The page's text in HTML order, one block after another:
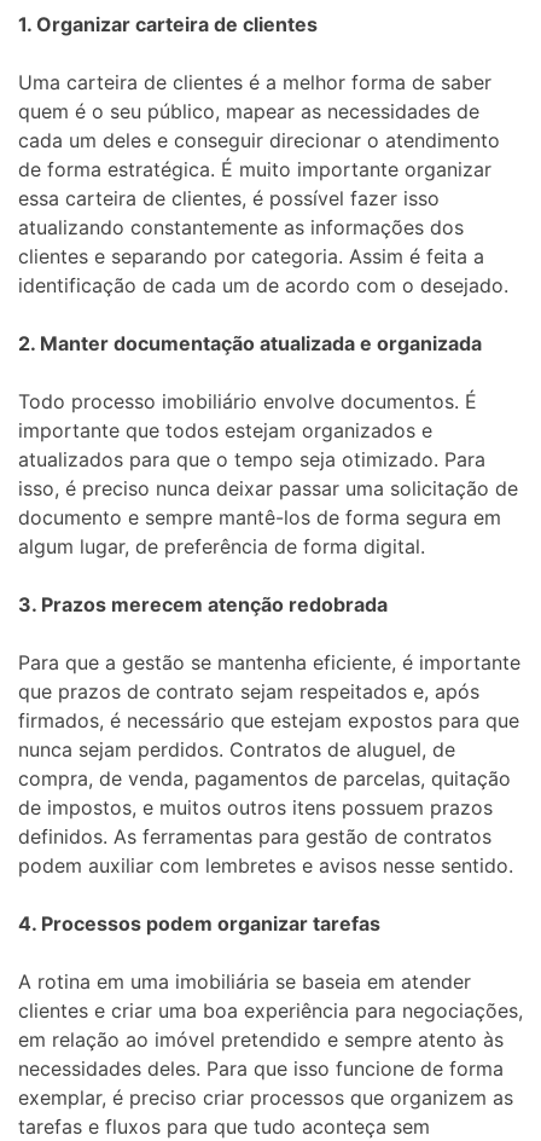
1. Organizar carteira de clientes
Uma carteira de clientes é a melhor forma de saber
quem é o seu público, mapear as necessidades de
cada um deles e conseguir direcionar o atendimento
de forma estratégica. É muito importante organizar
essa carteira de clientes, é possível fazer isso
atualizando constantemente as informações dos
clientes e separando por categoria. Assim é feita a
identificação de cada um de acordo com o desejado.
2. Manter documentação atualizada e organizada
Todo processo imobiliário envolve documentos. É
importante que todos estejam organizados e
atualizados para que o tempo seja otimizado. Para
isso, é preciso nunca deixar passar uma solicitação de
documento e sempre mantê-los de forma segura em
algum lugar, de preferência de forma digital.
3. Prazos merecem atenção redobrada
Para que a gestão se mantenha eficiente, é importante
que prazos de contrato sejam respeitados e, após
firmados, é necessário que estejam expostos para que
nunca sejam perdidos. Contratos de aluguel, de
compra, de venda, pagamentos de parcelas, quitação
de impostos, e muitos outros itens possuem prazos
definidos. As ferramentas para gestão de contratos
podem auxiliar com lembretes e avisos nesse sentido.
4. Processos podem organizar tarefas
A rotina em uma imobiliária se baseia em atender
clientes e criar uma boa experiência para negociações,
em relação ao imóvel pretendido e sempre atento às
necessidades deles. Para que isso funcione de forma
exemplar, é preciso criar processos que organizem as
tarefas e fluxos para que tudo aconteça sem